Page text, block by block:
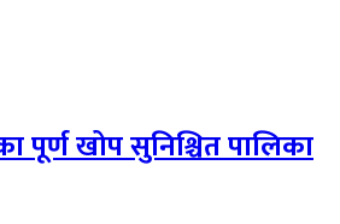
पूर्ण खोप सुनिश्चित पालिका